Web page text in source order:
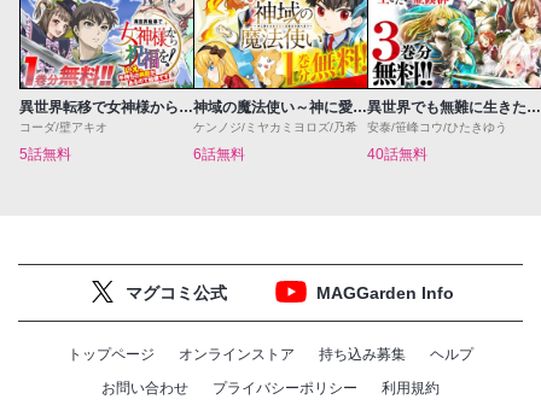
異世界転移で女神様から祝福を！～いえ、手持ちの異能があるので結構です～@COMIC
コーダ/壁アキオ
5話無料
神域の魔法使い～神に愛された落第生は魔法学院へ通う～
ケンノジ/ミヤカミヨロズ/乃希
6話無料
異世界でも無難に生きたい症候群
安泰/笹峰コウ/ひたきゆう
40話無料
マグコミ公式 MAGGarden Info
トップページ オンラインストア 持ち込み募集
ヘルプ
お問い合わせ
プライバシーポリシー
利用規約